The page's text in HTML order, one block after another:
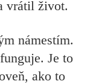
vrátil život.
námestím.
Je to
ako to